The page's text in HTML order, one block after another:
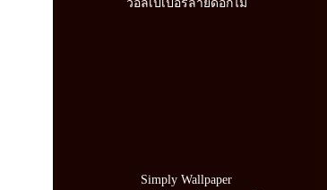
วอลเปเปอร์ลายดอกไม้
Simply Wallpaper